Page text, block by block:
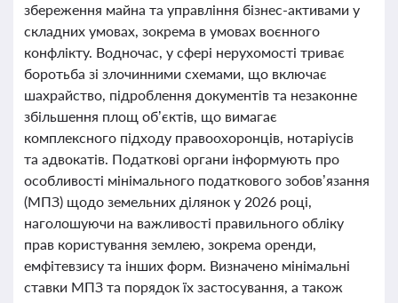
збереження майна та управління бізнес-активами у
складних умовах, зокрема в умовах воєнного
конфлікту. Водночас, у сфері нерухомості триває
боротьба зі злочинними схемами, що включає
шахрайство, підроблення документів та незаконне
збільшення площ об’єктів, що вимагає
комплексного підходу правоохоронців, нотаріусів
та адвокатів. Податкові органи інформують про
особливості мінімального податкового зобов’язання
(МПЗ) щодо земельних ділянок у 2026 році,
наголошуючи на важливості правильного обліку
прав користування землею, зокрема оренди,
емфітевзису та інших форм. Визначено мінімальні
ставки МПЗ та порядок їх застосування, а також